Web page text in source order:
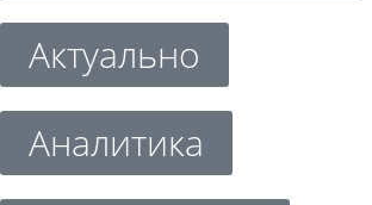
Актуально
Аналитика